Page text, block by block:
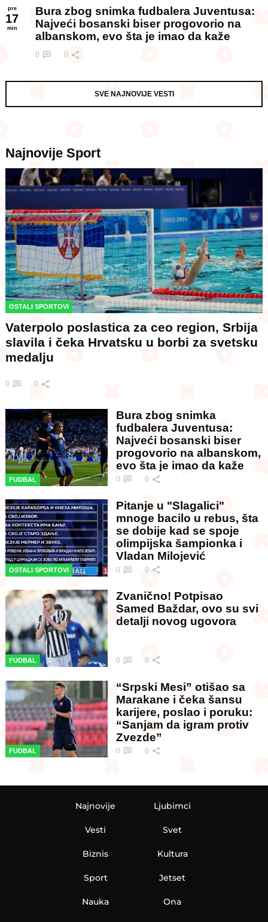
pre
17
min
Bura zbog snimka fudbalera Juventusa:
Najveći bosanski biser progovorio na
albanskom, evo šta je imao da kaže
0 0
SVE NAJNOVIJE VESTI
NajnovijeSport
OSTALI SPORTOVI
Vaterpolo poslastica za ceo region, Srbija
slavila i čeka Hrvatsku u borbi za svetsku
medalju
0 0
FUDBAL
Bura zbog snimka
fudbalera Juventusa:
Najveći bosanski biser
progovorio na albanskom,
evo šta je imao da kaže
0 0
OSTALI SPORTOVI
Pitanje u "Slagalici"
mnoge bacilo u rebus, šta
se dobije kad se spoje
olimpijska šampionka i
Vladan Milojević
0 0
FUDBAL
Zvanično! Potpisao
Samed Baždar, ovo su svi
detalji novog ugovora
0 0
FUDBAL
“Srpski Mesi” otišao sa
Marakane i čeka šansu
karijere, poslao i poruku:
“Sanjam da igram protiv
Zvezde”
0 0
Najnovije
Vesti
Biznis
Sport
Nauka
Ljubimci
Svet
Kultura
Jetset
Ona